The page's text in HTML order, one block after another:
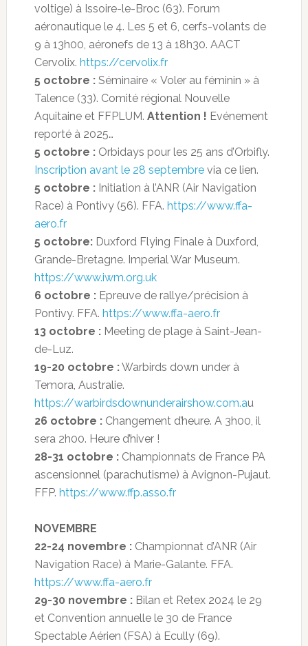
voltige) à Issoire-le-Broc (63). Forum
aéronautique le 4. Les 5 et 6, cerfs-volants de
9 à 13h00, aéronefs de 13 à 18h30. AACT
Cervolix. https://cervolix.fr
5 octobre :Séminaire « Voler au féminin » à
Talence (33). Comité régional Nouvelle
Aquitaine et FFPLUM. Attention ! Evénement
reporté à 2025…
5 octobre :Orbidays pour les 25 ans d’Orbifly.
Inscription avant le 28 septembrevia ce lien.
5 octobre : Initiation à l’ANR (Air Navigation
Race) à Pontivy (56). FFA. https://www.ffa-
aero.fr
5 octobre:Duxford Flying Finale à Duxford,
Grande-Bretagne. Imperial War Museum.
https://www.iwm.org.uk
6 octobre : Epreuve de rallye/précision à
Pontivy. FFA. https://www.ffa-aero.fr
13 octobre :Meeting de plage à Saint-Jean-
de-Luz.
19-20 octobre :Warbirds down under à
Temora, Australie.
https://warbirdsdownunderairshow.com.au
26 octobre :Changement d’heure. A 3h00, il
sera 2h00. Heure d’hiver !
28-31 octobre :Championnats de France PA
ascensionnel (parachutisme) à Avignon-Pujaut.
FFP. https://www.ffp.asso.fr
NOVEMBRE
22-24 novembre : Championnat d’ANR (Air
Navigation Race) à Marie-Galante. FFA.
https://www.ffa-aero.fr
29-30 novembre :Bilan et Retex 2024 le 29
et Convention annuelle le 30 de France
Spectable Aérien (FSA) à Ecully (69).